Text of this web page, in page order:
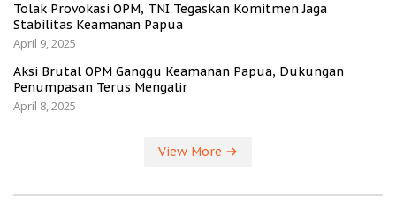
Tolak Provokasi OPM, TNI Tegaskan Komitmen Jaga
Stabilitas Keamanan Papua
April 9, 2025
Aksi Brutal OPM Ganggu Keamanan Papua, Dukungan
Penumpasan Terus Mengalir
April 8, 2025
View More